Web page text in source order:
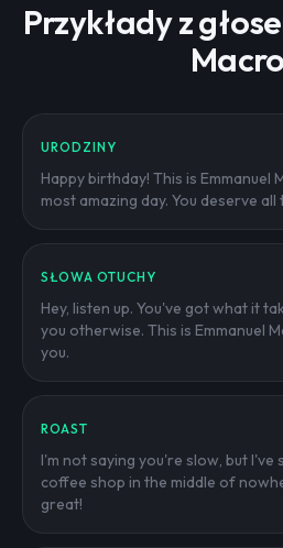
Przykłady z
URODZINY
Happy birthday! This is Emmanuel
most amazing day. You deserve
SŁOWA OTUCHY
Hey, listen up. You've got what it
you otherwise. This is Emmanuel
you.
ROAST
I'm not saying you're slow, but I've
coffee shop in the middle of
great!